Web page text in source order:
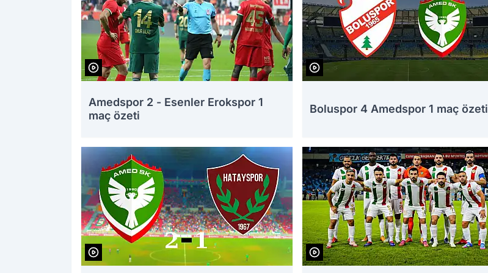
Amedspor 2 - Esenler Erokspor 1
maç özeti
Boluspor 4 Amedspor 1 maç özeti